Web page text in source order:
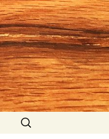
Suchen
nach: